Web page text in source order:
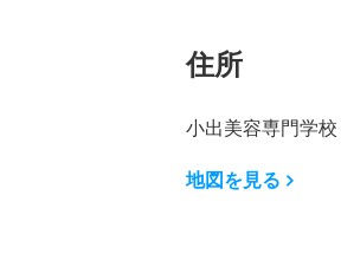
住所
小出美容専門学
地図を見る